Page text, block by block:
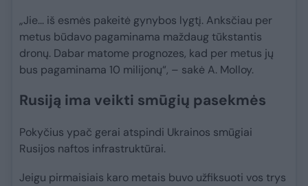
„Jie... iš esmės pakeitė gynybos lygtį. Anksčiau per
metus būdavo pagaminama maždaug tūkstantis
dronų. Dabar matome prognozes, kad per metus jų
bus pagaminama 10 milijonų“, – sakė A. Molloy.
Rusiją ima veikti smūgių pasekmės
Pokyčius ypač gerai atspindi Ukrainos smūgiai
Rusijos naftos infrastruktūrai.
Jeigu pirmaisiais karo metais buvo užfiksuoti vos trys